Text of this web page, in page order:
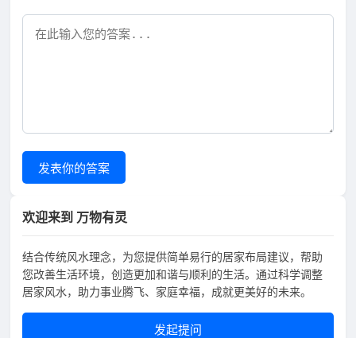
发表你的答案
欢迎来到 万物有灵
结合传统风水理念，为您提供简单易行的居家布局建议，帮助
您改善生活环境，创造更加和谐与顺利的生活。通过科学调整
居家风水，助力事业腾飞、家庭幸福，成就更美好的未来。
发起提问